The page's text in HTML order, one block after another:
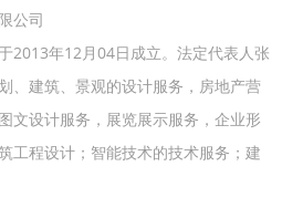
公司
2013年12月04日成立。法定代表人张
、建筑、景观的设计服务，房地产营
文设计服务，展览展示服务，企业形
工程设计；智能技术的技术服务；建